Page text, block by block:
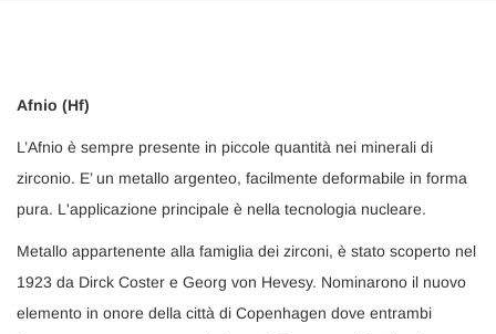
Afnio (Hf)
L’Afnio è sempre presente in piccole quantità nei minerali di
zirconio. E’ un metallo argenteo, facilmente deformabile in forma
pura. L'applicazione principale è nella tecnologia nucleare.
Metallo appartenente alla famiglia dei zirconi, è stato scoperto nel
1923 da Dirck Coster e Georg von Hevesy. Nominarono il nuovo
elemento in onore della città di Copenhagen dove entrambi